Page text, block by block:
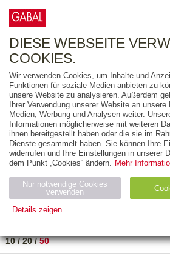
FREITEXT
AUSGABEART
AUS DER REIHE
ZUM THEMA
Neuerscheinung
PREIS
10/20/50
DIESE WEBSEITE
COOKIES.
Wir verwenden Cookies, um Inhalte und
Funktionen für soziale Medien anbieten zu
unsere Website zu analysieren. Außerdem
Ihrer Verwendung unserer Website an
Medien, Werbung und Analysen weiter.
Informationen möglicherweise mit weiteren
ihnen bereitgestellt haben oder die sie im
Dienste gesammelt haben. Sie können Ihre
widerrufen und Ihre Einstellungen in unserer
dem Punkt „Cookies“ ändern. Mehr
Nur notwendige Cookies
verwenden
Details zeigen
Name Zweck